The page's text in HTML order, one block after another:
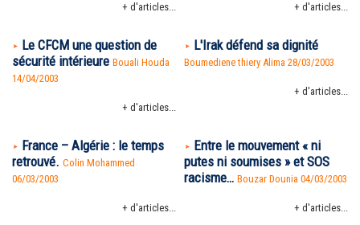
+ d'articles... + d'articles...
Le CFCM une question de
sécurité intérieure Bouali Houda
14/04/2003
+ d'articles...
L'Irak défend sa dignité
Boumediene thiery Alima 28/03/2003
+ d'articles...
France – Algérie : le temps
retrouvé. Colin Mohammed
06/03/2003
+ d'articles...
Entre le mouvement « ni
putes ni soumises » et SOS
racisme… Bouzar Dounia 04/03/2003
+ d'articles...